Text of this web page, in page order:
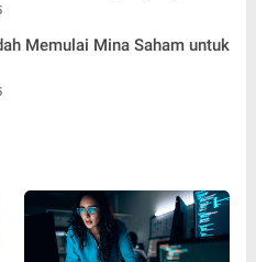
Memulai Mina Saham untuk